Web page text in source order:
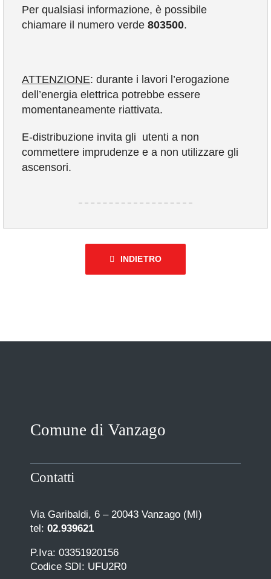
Per qualsiasi informazione, è possibile
chiamare il numero verde 803500.
ATTENZIONE: durante i lavori l’erogazione
dell’energia elettrica potrebbe essere
momentaneamente riattivata.
E-distribuzione invita gli utenti a non
commettere imprudenze e a non utilizzare gli
ascensori.
INDIETRO
Comune di Vanzago
Contatti
Via Garibaldi, 6 – 20043 Vanzago (MI)
tel: 02.939621
P.Iva: 03351920156
Codice SDI: UFU2R0